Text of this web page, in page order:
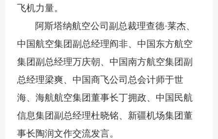
飞机力量。
阿斯塔纳航空公司副总裁理查德·莱杰、
中国航空集团副总经理阎非、中国东方航空
集团副总经理万庆朝、中国南方航空集团副
总经理梁爽、中国商飞公司总会计师于世
海、海航航空集团董事长丁拥政、中国民航
信息集团副总经理杜晓铭、新疆机场集团董
事长陶润文作交流发言。